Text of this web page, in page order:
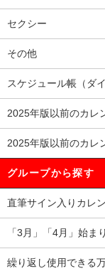
セクシー
その他
スケジュール帳（ダ
2025年版以前のカレ
2025年版以前のカレ
グループから探す
直筆サイン入りカレ
「3月」「4月」始ま
繰り返し使用できる